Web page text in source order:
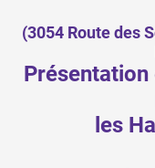
(3054 Route des
Présentation
les